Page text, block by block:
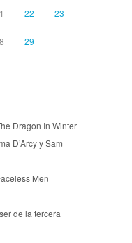
22 23
29
Dragon In Winter
D’Arcy y Sam
Men
de la tercera